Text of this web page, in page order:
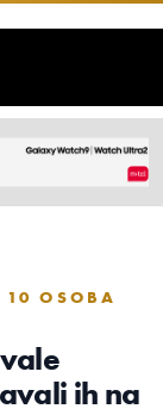
10 OSOBA
ih na